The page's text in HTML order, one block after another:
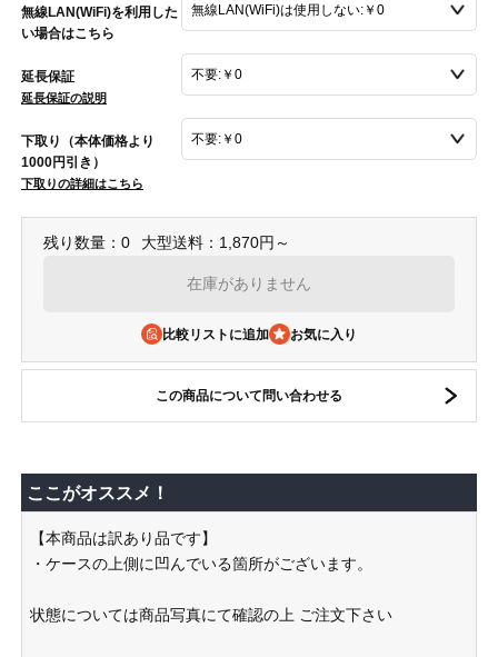
無線LAN(WiFi)を利用した
い場合はこちら
延長保証
延長保証の説明
下取り（本体価格より
1000円引き）
下取りの詳細はこちら
残り数量：0 大型送料：1,870円～
在庫がありません
比較リストに追加
この商品について問い合わせる
ここがオススメ！
【本商品は訳あり品です】
・ケースの上側に凹んでいる箇所がございます。
状態については商品写真にて確認の上 ご注文下さい